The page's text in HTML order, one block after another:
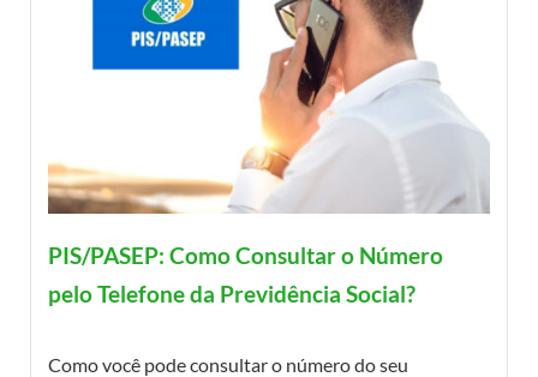
PIS/PASEP: Como Consultar o Número
pelo Telefone da Previdência Social?
Como você pode consultar o número do seu